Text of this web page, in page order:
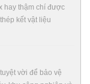
hay thậm chí được
kết vật liệu
vời để bảo vệ